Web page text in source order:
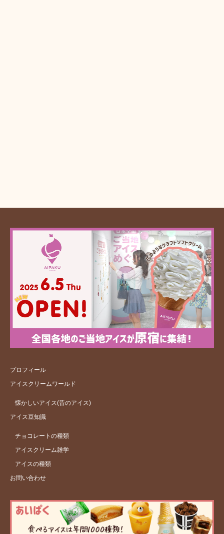
プロフィール
アイスクリームワールド
懐かしいアイス(昔のアイス)
アイス豆知識
チョコレートの種類
アイスクリーム雑学
アイスの種類
お問い合わせ